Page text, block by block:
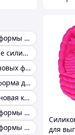
Силиконовые формы для кексов
Прямоугольные силиконовые формы для выпечки
Набор силиконовых форм для выпечки
Силиконовая форма для выпечки использование
Форма силиконовая круглая 22 см
Силиконовые формы для выпечки 3д
Силиконовые формы для выпечки безопасность
для